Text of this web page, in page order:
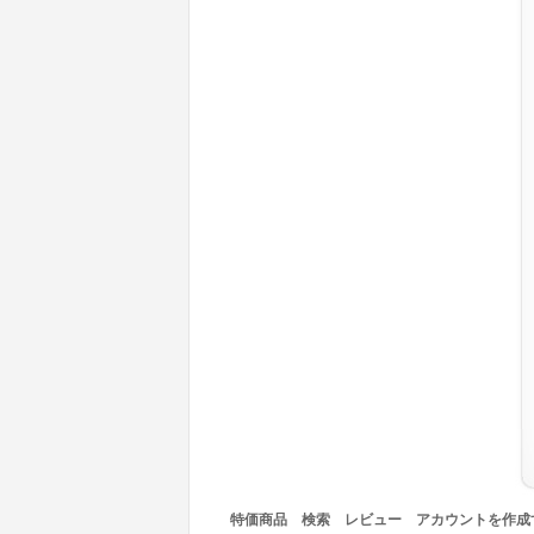
特価商品 検索 レビュー アカウントを作成